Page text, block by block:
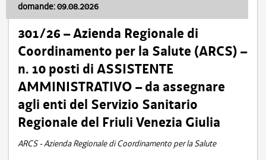
domande: 09.08.2026
301/26 – Azienda Regionale di
Coordinamento per la Salute (ARCS) –
n. 10 posti di ASSISTENTE
AMMINISTRATIVO – da assegnare
agli enti del Servizio Sanitario
Regionale del Friuli Venezia Giulia
ARCS - Azienda Regionale di Coordinamento per la Salute